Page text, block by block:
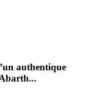
authentique